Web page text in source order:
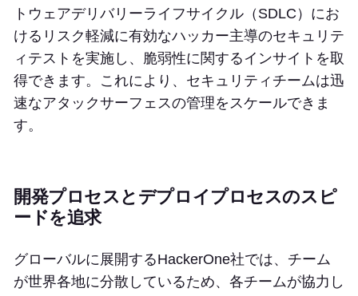
トウェアデリバリーライフサイクル（SDLC）にお
けるリスク軽減に有効なハッカー主導のセキュリテ
ィテストを実施し、脆弱性に関するインサイトを取
得できます。これにより、セキュリティチームは迅
速なアタックサーフェスの管理をスケールできま
す。
開発プロセスとデプロイプロセスのスピ
ードを追求
グローバルに展開するHackerOne社では、チーム
が世界各地に分散しているため、各チームが協力し